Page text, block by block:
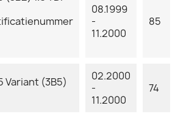
08.1999
-
11.2000
85
Variant (3B5)
02.2000
-
11.2000
74